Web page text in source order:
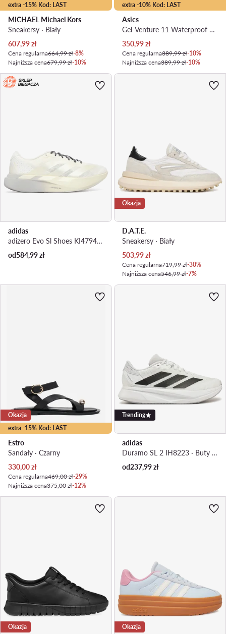
extra -15% Kod: LAST
MICHAEL Michael Kors
Sneakersy · Biały
Aktualna cena
607,99zł
Cena regularna664,99 zł-8%
Najniższa cena679,99 zł-10%
extra -10% Kod: LAST
Asics
Gel-Venture 11 Waterproof 1012B934 · Buty do biegania
Aktualna cena
350,99zł
Cena regularna389,99 zł-10%
Najniższa cena389,99 zł-10%
adidas
adizero Evo Sl Shoes KI4794 · Buty do biegania
od584,99zł
Okazja
D.A.T.E.
Sneakersy · Biały
Aktualna cena
503,99zł
Cena regularna719,99 zł-30%
Najniższa cena546,99 zł-7%
extra -15% Kod: LAST
Okazja
Estro
Sandały · Czarny
Aktualna cena
330,00zł
Cena regularna469,00 zł-29%
Najniższa cena375,00 zł-12%
Trending
adidas
Duramo SL 2 IH8223 · Buty do biegania
od237,99zł
Okazja Okazja